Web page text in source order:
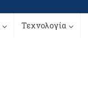
Τεχνολογία